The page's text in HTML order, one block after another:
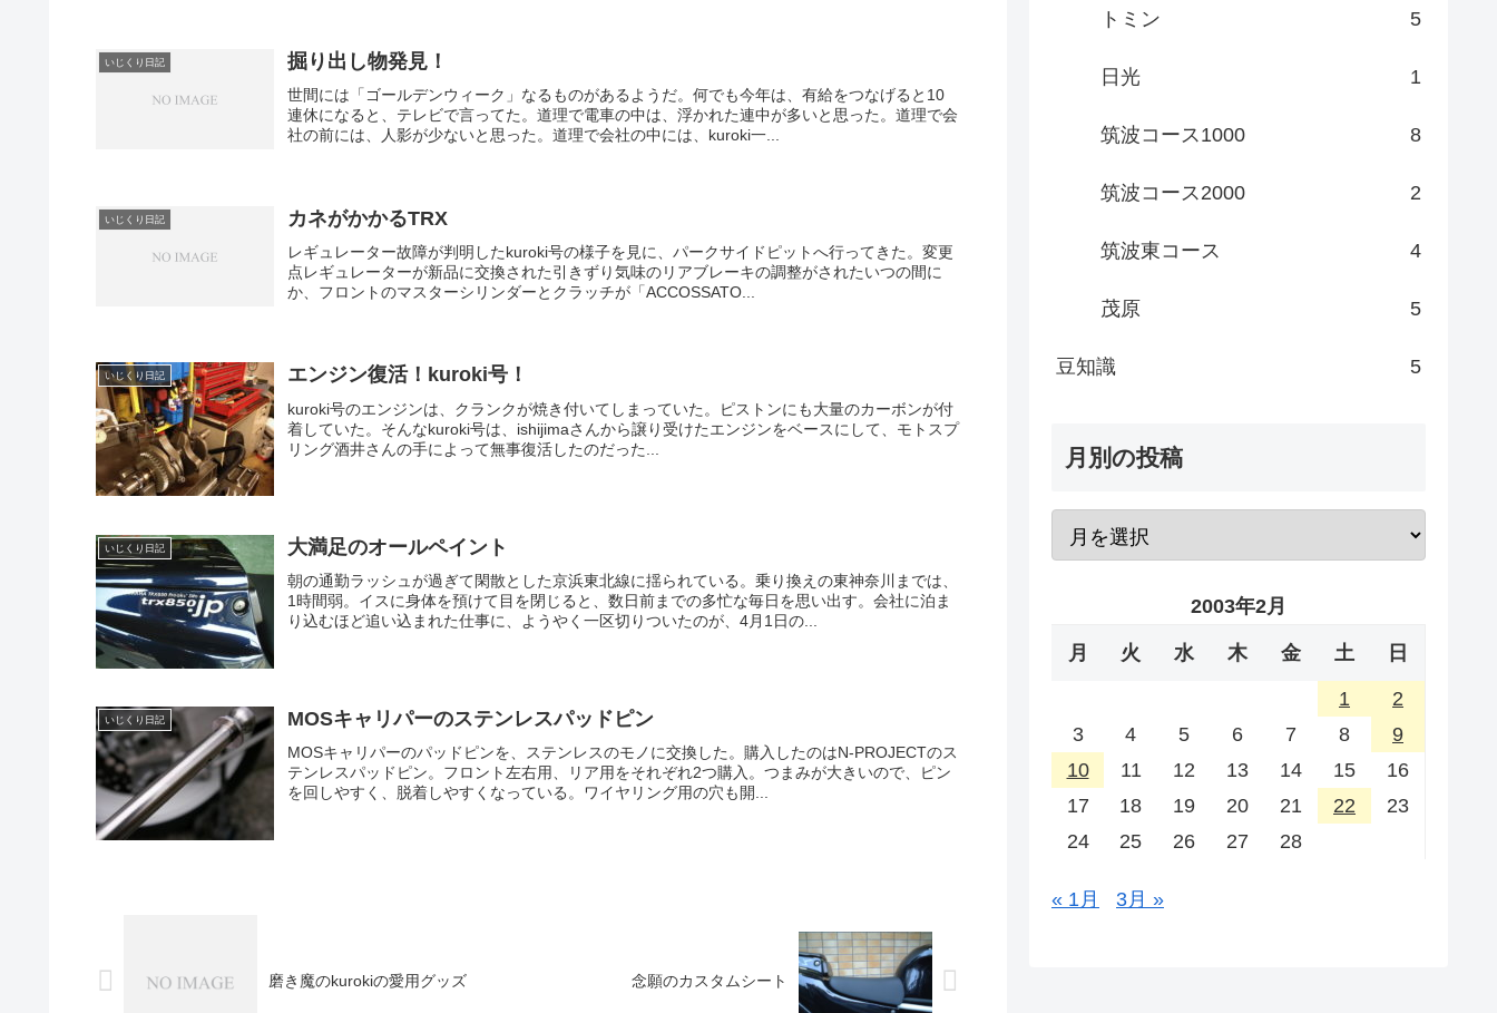
いじくり日記 掘り出し物発見！
世間には「ゴールデンウィーク」なるものがあるようだ。何でも今年は、有給をつなげると10
連休になると、テレビで言ってた。道理で電車の中は、浮かれた連中が多いと思った。道理で会
社の前には、人影が少ないと思った。道理で会社の中には、kuroki一...
いじくり日記 カネがかかるTRX
レギュレーター故障が判明したkuroki号の様子を見に、パークサイドピットへ行ってきた。変更
点レギュレーターが新品に交換された引きずり気味のリアブレーキの調整がされたいつの間に
か、フロントのマスターシリンダーとクラッチが「ACCOSSATO...
いじくり日記 エンジン復活！kuroki号！
kuroki号のエンジンは、クランクが焼き付いてしまっていた。ピストンにも大量のカーボンが付
着していた。そんなkuroki号は、ishijimaさんから譲り受けたエンジンをベースにして、モトスプ
リング酒井さんの手によって無事復活したのだった...
いじくり日記 大満足のオールペイント
朝の通勤ラッシュが過ぎて閑散とした京浜東北線に揺られている。乗り換えの東神奈川までは、
1時間弱。イスに身体を預けて目を閉じると、数日前までの多忙な毎日を思い出す。会社に泊ま
り込むほど追い込まれた仕事に、ようやく一区切りついたのが、4月1日の...
いじくり日記 MOSキャリパーのステンレスパッドピン
MOSキャリパーのパッドピンを、ステンレスのモノに交換した。購入したのはN-PROJECTのス
テンレスパッドピン。フロント左右用、リア用をそれぞれ2つ購入。つまみが大きいので、ピン
を回しやすく、脱着しやすくなっている。ワイヤリング用の穴も開...
磨き魔のkurokiの愛用グッズ 念願のカスタムシート
トミン 5
日光 1
筑波コース1000 8
筑波コース2000 2
筑波東コース 4
茂原 5
豆知識 5
月別の投稿
2003年2月
月 火 水 木 金 土 日
1
2
3
4 5 6 7 8
9
10
11 12 13 14 15
16
17
18 19 20 21 22
23
24
25 26 27 28
« 1月 3月 »